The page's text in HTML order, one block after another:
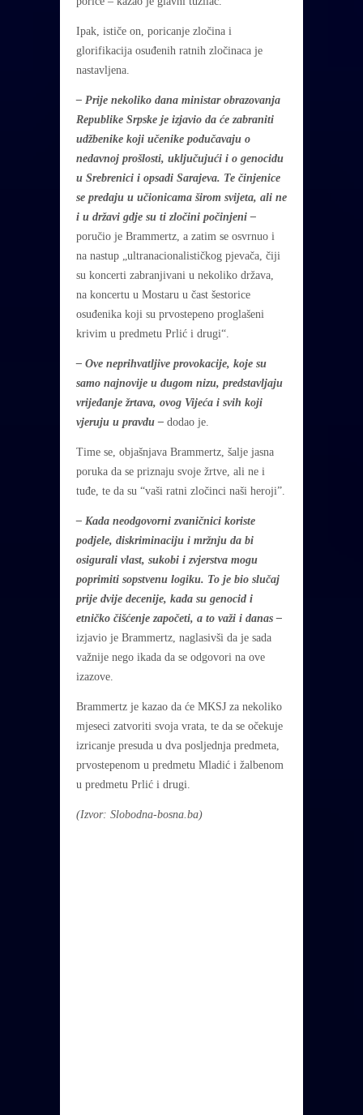
Ipak, ističe on, poricanje zločina i
glorifikacija osuđenih ratnih zločinaca je
nastavljena.
– Prije nekoliko dana ministar obrazovanja
Republike Srpske je izjavio da će zabraniti
udžbenike koji učenike podučavaju o
nedavnoj prošlosti, uključujući i o genocidu
u Srebrenici i opsadi Sarajeva. Te činjenice
se predaju u učionicama širom svijeta, ali ne
i u državi gdje su ti zločini počinjeni –
poručio je Brammertz, a zatim se osvrnuo i
na nastup „ultranacionalističkog pjevača, čiji
su koncerti zabranjivani u nekoliko država,
na koncertu u Mostaru u čast šestorice
osuđenika koji su prvostepeno proglašeni
krivim u predmetu Prlić i drugi“.
– Ove neprihvatljive provokacije, koje su
samo najnovije u dugom nizu, predstavljaju
vrijeđanje žrtava, ovog Vijeća i svih koji
vjeruju u pravdu – dodao je.
Time se, objašnjava Brammertz, šalje jasna
poruka da se priznaju svoje žrtve, ali ne i
tuđe, te da su “vaši ratni zločinci naši heroji”.
– Kada neodgovorni zvaničnici koriste
podjele, diskriminaciju i mržnju da bi
osigurali vlast, sukobi i zvjerstva mogu
poprimiti sopstvenu logiku. To je bio slučaj
prije dvije decenije, kada su genocid i
etničko čišćenje započeti, a to važi i danas –
izjavio je Brammertz, naglasivši da je sada
važnije nego ikada da se odgovori na ove
izazove.
Brammertz je kazao da će MKSJ za nekoliko
mjeseci zatvoriti svoja vrata, te da se očekuje
izricanje presuda u dva posljednja predmeta,
prvostepenom u predmetu Mladić i žalbenom
u predmetu Prlić i drugi.
(Izvor: Slobodna-bosna.ba)